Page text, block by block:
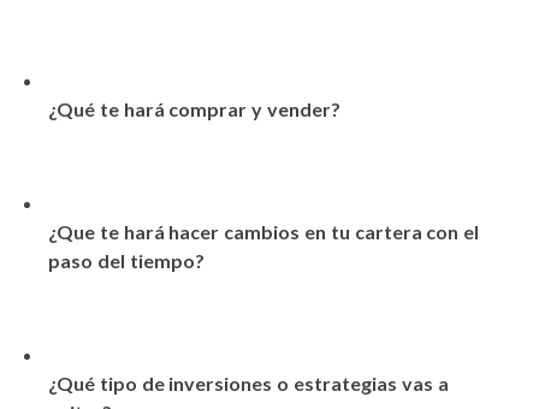
¿Qué te hará comprar y vender?
¿Que te hará hacer cambios en tu cartera con el
paso del tiempo?
¿Qué tipo de inversiones o estrategias vas a